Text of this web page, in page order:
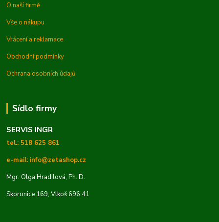
O naší firmě
Vše o nákupu
Vrácení a reklamace
Obchodní podmínky
Ochrana osobních údajů
Sídlo firmy
SERVIS INGR
tel.: 518 625 861
e-mail: info@zetashop.cz
Mgr. Olga Hradilová, Ph. D.
Skoronice 169, Vlkoš 696 41